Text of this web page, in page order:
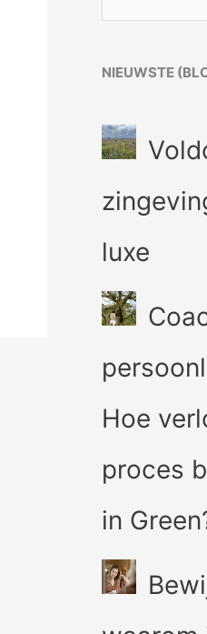
NIEUWSTE
luxe
Hoe
proces
in